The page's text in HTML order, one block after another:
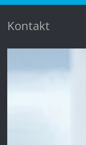
Kontakt